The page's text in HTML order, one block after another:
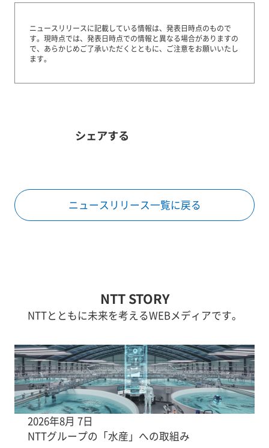
ニュースリリースに記載している情報は、発表日時点のもので
す。 現時点では、発表日時点での情報と異なる場合がありますの
で、あらかじめご了承いただくとともに、ご注意をお願いいたし
ます。
シェアする
ニュースリリース一覧に戻る
NTT STORY
NTTとともに未来を考えるWEBメディアです。
2026年8月 7日
NTTグループの「水産」への取組み